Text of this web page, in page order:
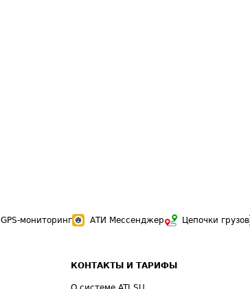
GPS-мониторинг АТИ Мессенджер Цепочки грузов
КОНТАКТЫ И ТАРИФЫ